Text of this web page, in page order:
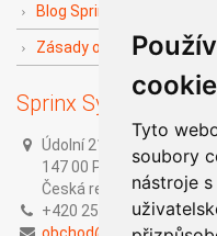
Tyto
soubory
nástroje
Blog Sprinx The Doers
Zásady ochrany soukromí
Sprinx Systems, a.s.
Údolní 212/1,
147 00 Praha 4,
Česká republika
+420 251 014 211
obchod@sprinx.com